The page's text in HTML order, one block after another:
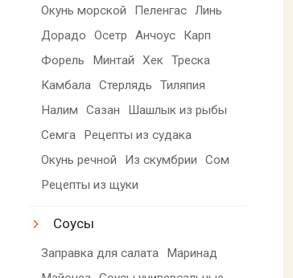
Окунь морской
Пеленгас Линь
Дорадо
Осетр Анчоус
Карп
Форель
Минтай Хек Треска
Камбала Стерлядь
Тиляпия
Налим
Сазан
Шашлык из рыбы
Семга
Рецепты из судака
Окунь речной
Из скумбрии
Сом
Рецепты из щуки
Соусы
Заправка для салата
Маринад